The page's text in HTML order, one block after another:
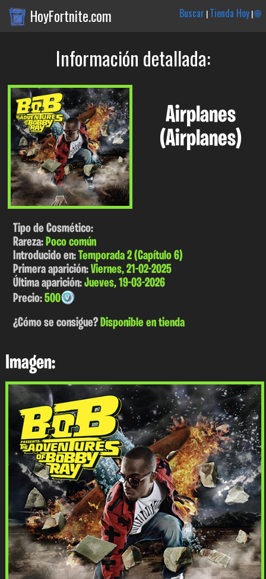
HoyFortnite.com Buscar |Tienda Hoy|🌐
Información detallada:
Airplanes
(Airplanes)
Tipo de Cosmético:
Rareza:Poco común
Introducido en:Temporada 2 (Capítulo 6)
Primera aparición:Viernes, 21-02-2025
Última aparición:Jueves, 19-03-2026
Precio:500
¿Cómo se consigue?Disponible en tienda
Imagen: